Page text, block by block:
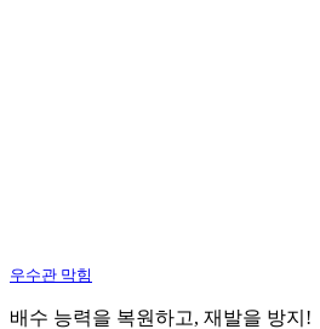
우수관 막힘
배수 능력을 복원하고, 재발을 방지!